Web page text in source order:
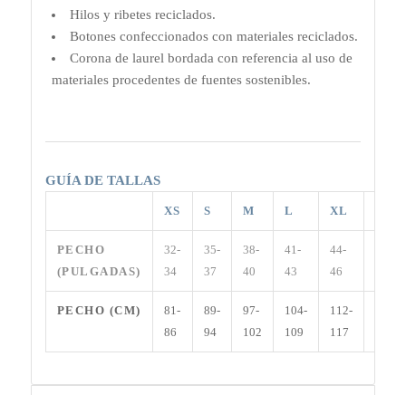
Hilos y ribetes reciclados.
Botones confeccionados con materiales reciclados.
Corona de laurel bordada con referencia al uso de
materiales procedentes de fuentes sostenibles.
GUÍA DE TALLAS
XS S M L XL
PECHO
(PULGADAS)
32-
34
35-
37
38-
40
41-
43
44-
46
PECHO (CM)
81-
86
89-
94
97-
102
104-
109
112-
117